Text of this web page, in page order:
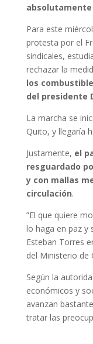
absolutamente
Para este
protesta por el
sindicales,
rechazar la
los
del presidente
La marcha se
Quito, y llegaría
Justamente, el
resguardado
y con mallas
circulación.
”El que quiere
lo haga en paz y
Esteban Torres
del Ministerio de
Según la
económicos y
avanzan
tratar las